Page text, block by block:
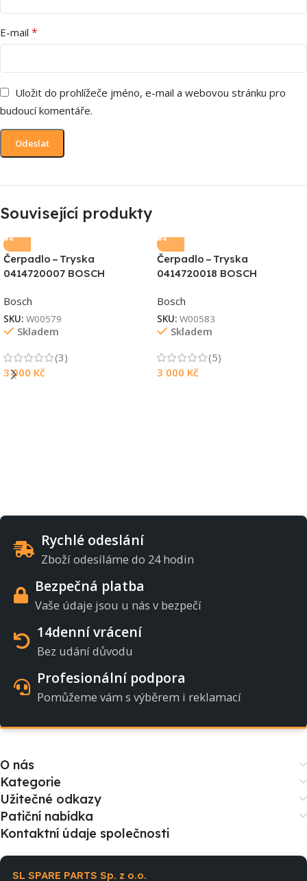
E-mail *
Uložit do prohlížeče jméno, e-mail a webovou stránku pro
budoucí komentáře.
Související produkty
Čerpadlo – Tryska
0414720007 BOSCH
Bosch
SKU: W00579
Skladem
(3)
3 000 Kč
Čerpadlo – Tryska
0414720018 BOSCH
Bosch
SKU: W00583
Skladem
(5)
3 000 Kč
Rychlé odeslání
Zboží odesíláme do 24 hodin
Bezpečná platba
Vaše údaje jsou u nás v bezpečí
14denní vrácení
Bez udání důvodu
Profesionální podpora
Pomůžeme vám s výběrem i reklamací
O nás
Kategorie
Užitečné odkazy
Patiční nabídka
Kontaktní údaje společnosti
SL SPARE PARTS Sp. z o.o.